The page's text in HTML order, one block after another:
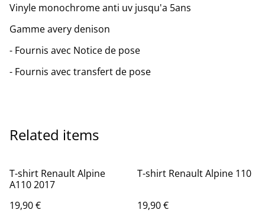
Vinyle monochrome anti uv jusqu'a 5ans
Gamme avery denison
- Fournis avec Notice de pose
- Fournis avec transfert de pose
Related items
T-shirt Renault Alpine
A110 2017
19,90 €
T-shirt Renault Alpine 110
19,90 €